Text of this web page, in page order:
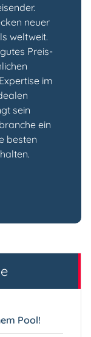
neuer
weltweit.
Preis-
im
sein
ein
besten
Pool!